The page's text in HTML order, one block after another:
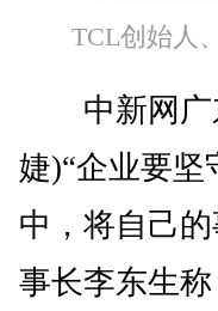
TCL创始人
中新网广
婕)“企业要
中，将自己
事长李东生